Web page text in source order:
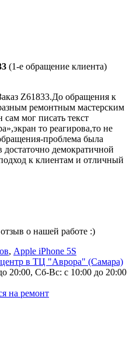
(1-е обращение клиента)
Z61833.До обращения к
ремонтным мастерским
мог писать текст
то реагирова,то не
проблема была
демократичной
к клиентам и отличный
о нашей работе :)
, Apple iPhone 5S
в ТЦ "Аврора" (Самара)
20:00, Сб-Вс: с 10:00 до 20:00
на ремонт